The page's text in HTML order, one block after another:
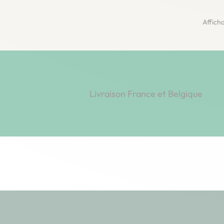
Livraison France et Belgique